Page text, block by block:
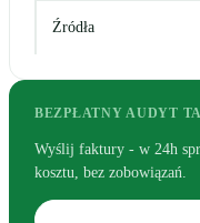
Źródła
BEZPŁATNY AUDYT
Wyślij faktury - w 24h
kosztu, bez zobowiązań.